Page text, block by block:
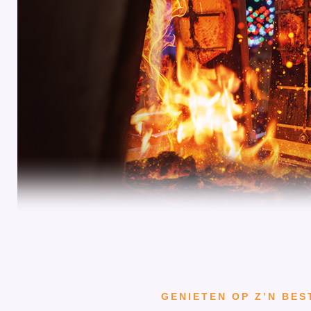
GENIETEN OP Z’N